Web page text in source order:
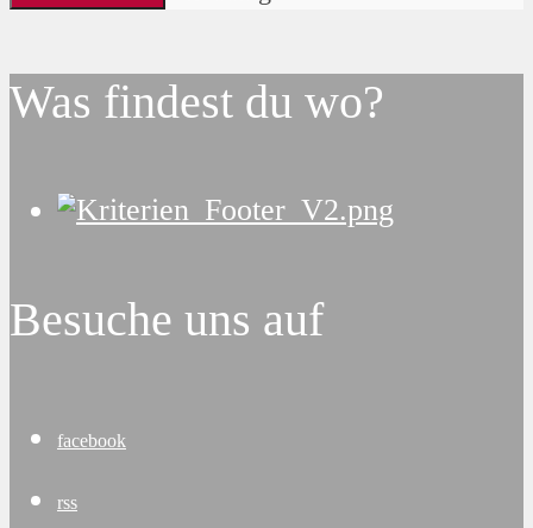
Was findest du wo?
Besuche uns auf
facebook
rss